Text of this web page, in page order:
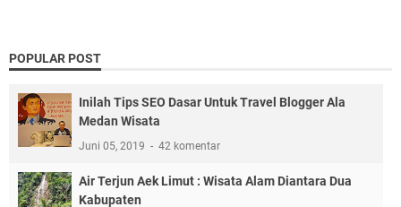
POPULAR POST
Inilah Tips SEO Dasar Untuk Travel Blogger Ala
Medan Wisata
Juni 05, 2019 42 komentar
Air Terjun Aek Limut : Wisata Alam Diantara Dua
Kabupaten